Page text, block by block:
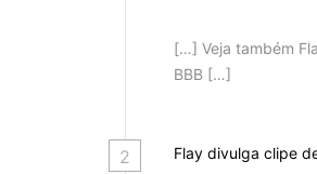
t
[…] Veja também
BBB […]
2 Flay divulga clipe